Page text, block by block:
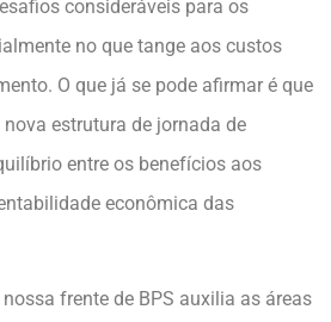
consideráveis para os
no que tange aos custos
O que já se pode afirmar é que
estrutura de jornada de
entre os benefícios aos
econômica das
nossa frente de BPS auxilia as áreas